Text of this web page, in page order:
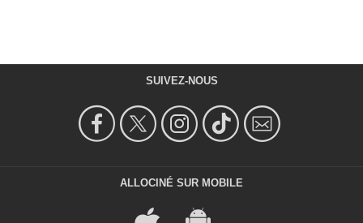
SUIVEZ-NOUS
ALLOCINÉ SUR MOBILE